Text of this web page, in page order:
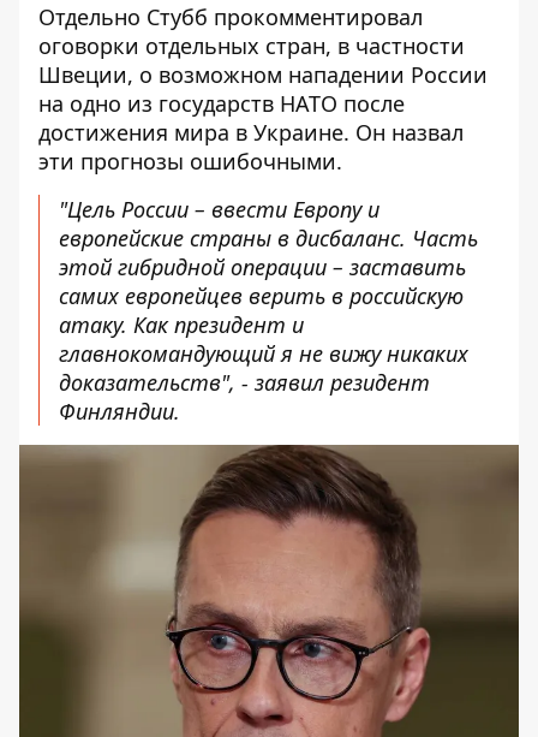
Отдельно Стубб прокомментировал
оговорки отдельных стран, в частности
Швеции, о возможном нападении России
на одно из государств НАТО после
достижения мира в Украине. Он назвал
эти прогнозы ошибочными.
"Цель России – ввести Европу и
европейские страны в дисбаланс. Часть
этой гибридной операции – заставить
самих европейцев верить в российскую
атаку. Как президент и
главнокомандующий я не вижу никаких
доказательств", - заявил резидент
Финляндии.